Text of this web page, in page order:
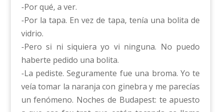
-Por qué, a ver.
-Por la tapa. En vez de tapa, tenía una bolita de
vidrio.
-Pero si ni siquiera yo vi ninguna. No puedo
haberte pedido una bolita.
-La pediste. Seguramente fue una broma. Yo te
veía tomar la naranja con ginebra y me parecías
un fenómeno. Noches de Budapest: te apuesto